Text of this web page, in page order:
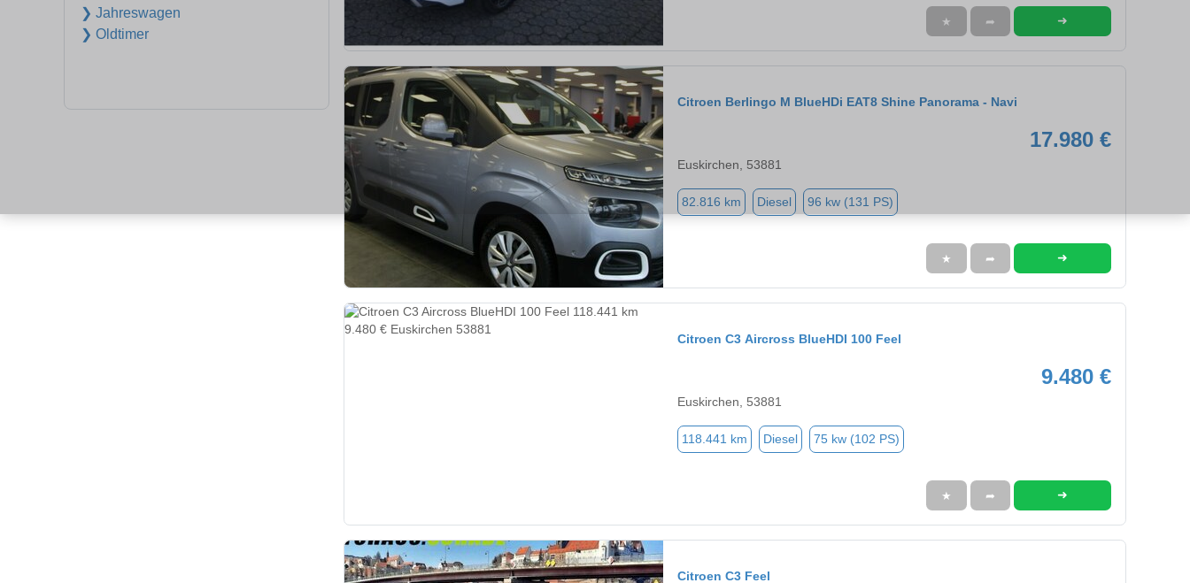
❯ Jahreswagen
❯ Oldtimer
★ ➦ ➜
Citroen Berlingo M BlueHDi EAT8 Shine Panorama - Navi
17.980 €
Euskirchen, 53881
82.816 km Diesel 96 kw (131 PS)
★ ➦ ➜
Citroen C3 Aircross BlueHDI 100 Feel
9.480 €
Euskirchen, 53881
118.441 km Diesel 75 kw (102 PS)
★ ➦ ➜
Citroen C3 Feel